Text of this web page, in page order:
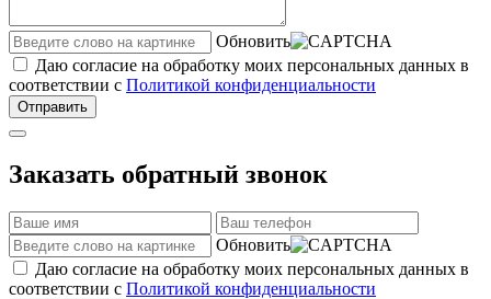
Обновить
Даю согласие на обработку моих персональных данных в
соответствии с Политикой конфиденциальности
Отправить
Заказать обратный звонок
Обновить
Даю согласие на обработку моих персональных данных в
соответствии с Политикой конфиденциальности